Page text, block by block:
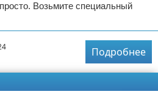
Возьмите специальный
Подробнее